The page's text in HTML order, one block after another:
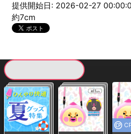
提供開始日: 2026-02-27
約7cm